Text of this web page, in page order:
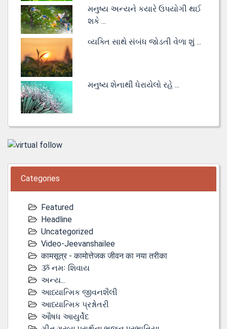
મનુષ્ય અન્યને કયારે ઉપયોગી થઈ
શકે ...
વ્યક્તિ સાથે સંબંધ જોડતી વેળા શું ...
મનુષ્ય શેનાથી ધેરાયેલો રહે ...
Categories
Featured
Headline
Uncategorized
Video-Jeevanshailee
कामसूत्र - कामोत्तेजक जीवन का नया तरीका
ૐ નમઃ શિવાય
અન્ય...
આધ્યાત્મિક જીવનશૈલી
આધ્યાત્મિક પ્રશ્નોતરી
ઔષધ આયુર્વેદ